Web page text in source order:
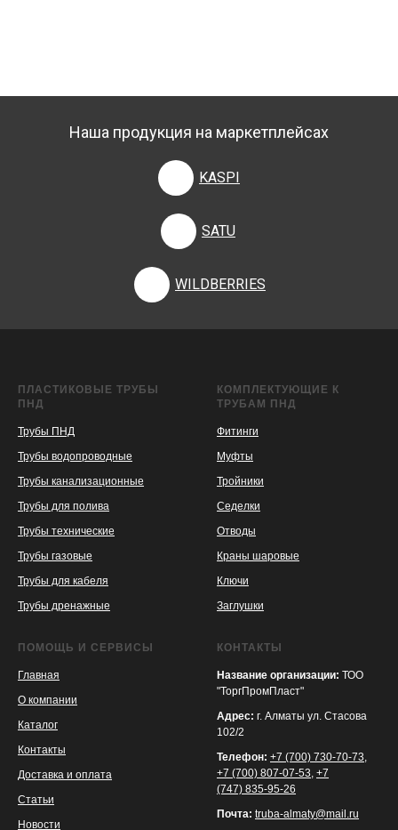
Наша продукция на маркетплейсах
KASPI
SATU
WILDBERRIES
ПЛАСТИКОВЫЕ ТРУБЫ
ПНД
Трубы ПНД
Трубы водопроводные
Трубы канализационные
Трубы для полива
Трубы технические
Трубы газовые
Трубы для кабеля
Трубы дренажные
КОМПЛЕКТУЮЩИЕ К
ТРУБАМ ПНД
Фитинги
Муфты
Тройники
Седелки
Отводы
Краны шаровые
Ключи
Заглушки
ПОМОЩЬ И СЕРВИСЫ
Главная
О компании
Каталог
Контакты
Доставка и оплата
Статьи
Новости
КОНТАКТЫ
Название организации: ТОО
"ТоргПромПласт"
Адрес: г. Алматы ул. Стасова
102/2
Телефон: +7 (700) 730-70-73,
+7 (700) 807-07-53, +7
(747) 835-95-26
Почта: truba-almaty@mail.ru